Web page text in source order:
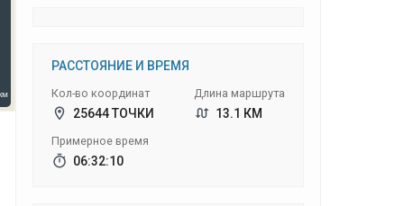
РАССТОЯНИЕ И ВРЕМЯ
Кол-во координат
25644 ТОЧКИ
Примерное время
06:32:10
Длина маршрута
13.1 КМ